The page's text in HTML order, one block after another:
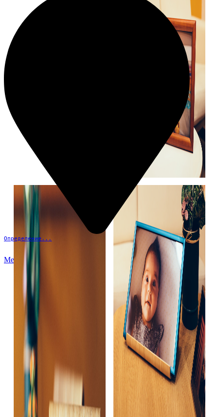
Определение...
Меню